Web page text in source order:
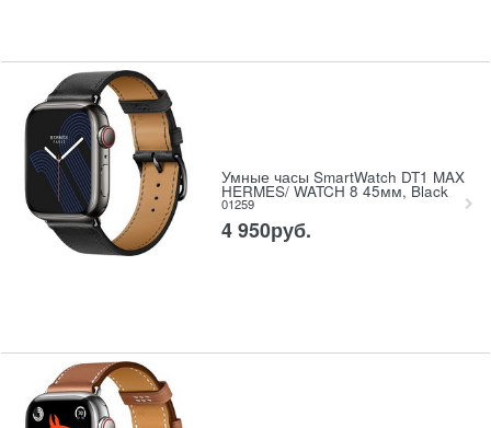
Умные часы SmartWatch DT1 MAX
HERMES/ WATCH 8 45мм, Black
01259
4 950руб.